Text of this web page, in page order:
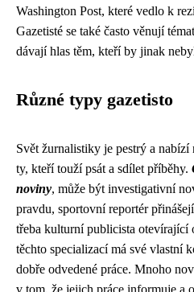
Washington Post, které vedlo k
Gazetisté se také často věnují
dávají hlas těm, kteří by jinak
Různé typy gazetisto
Svět žurnalistiky je pestrý a nabízí
ty, kteří touží psát a sdílet příběhy.
noviny, může být investigativní
pravdu, sportovní reportér
třeba kulturní publicista otevírající
těchto specializací má své vlastní
dobře odvedené práce. Mnoho
v tom, že jejich práce informuje a